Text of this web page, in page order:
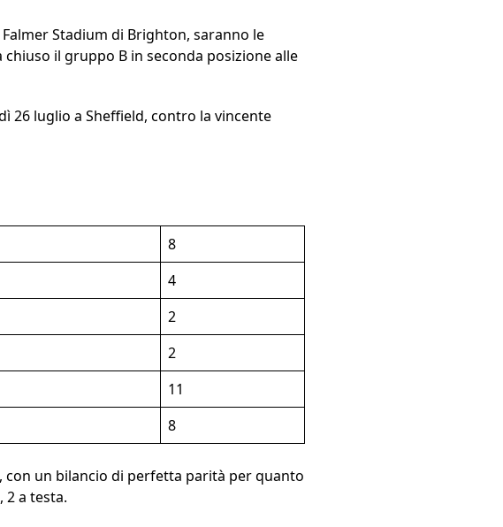
Stadium di Brighton, saranno le
chiuso il gruppo B in seconda posizione alle
26 luglio a Sheffield, contro la vincente
8
4
2
2
11
8
un bilancio di perfetta parità per quanto
a testa.